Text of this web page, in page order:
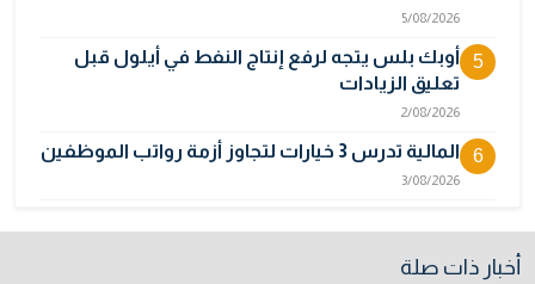
5/08/2026
5
أوبك بلس يتجه لرفع إنتاج النفط في أيلول قبل
تعليق الزيادات
2/08/2026
6 المالية تدرس 3 خيارات لتجاوز أزمة رواتب الموظفين
3/08/2026
31/07/2026
أخبار ذات صلة